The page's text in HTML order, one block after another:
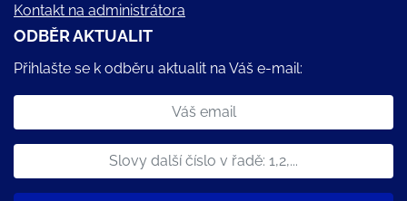
Kontakt na administrátora
ODBĚR AKTUALIT
Přihlašte se k odběru aktualit na Váš e-mail: